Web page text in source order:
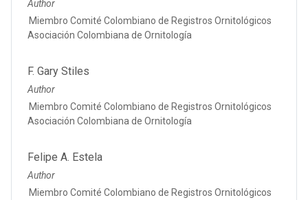
Author
Miembro Comité Colombiano de Registros Ornitológicos
Asociación Colombiana de Ornitología
F. Gary Stiles
Author
Miembro Comité Colombiano de Registros Ornitológicos
Asociación Colombiana de Ornitología
Felipe A. Estela
Author
Miembro Comité Colombiano de Registros Ornitológicos